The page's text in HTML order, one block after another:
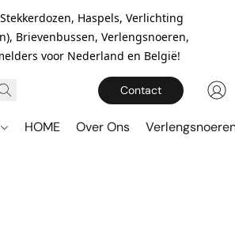
Haspels, Verlichting
Brievenbussen, Verlengsnoeren,
voor Nederland en België!
Contact
HOME Over Ons